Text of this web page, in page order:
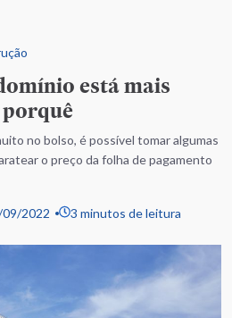
está mais
no bolso, é possível tomar algumas
o preço da folha de pagamento
2022 3 minutos de leitura